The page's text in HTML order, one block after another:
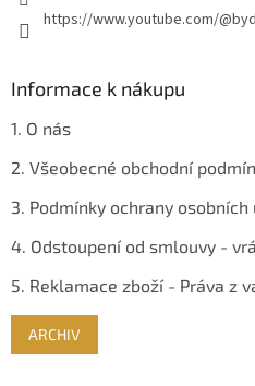
https://www.youtube.com/
Informace k nákupu
1. O nás
2. Všeobecné obchodní
3. Podmínky ochrany osobních
4. Odstoupení od smlouvy -
5. Reklamace zboží - Práva z
ARCHIV